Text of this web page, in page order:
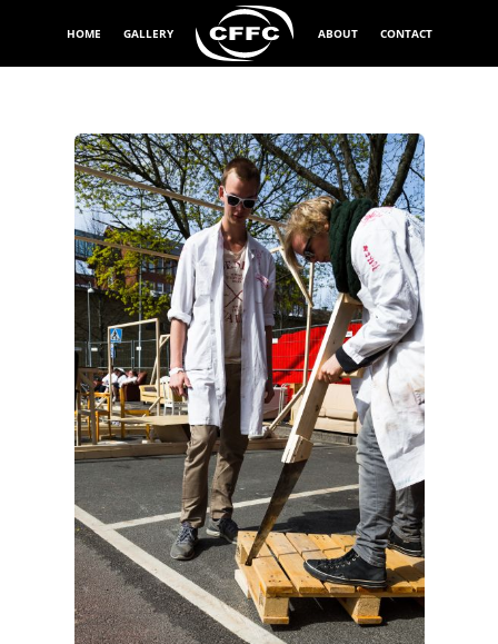
HOME GALLERY ABOUT CONTACT
Exponeringstid
1/500 sek
Bländare